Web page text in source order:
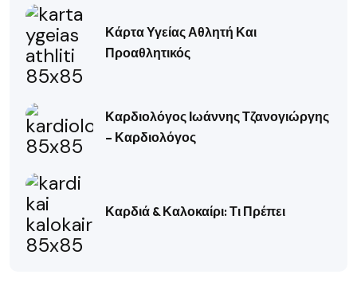
Κάρτα Υγείας Αθλητή Και
Προαθλητικός
Καρδιολόγος Ιωάννης Τζανογιώργης
– Καρδιολόγος
Καρδιά & Καλοκαίρι: Τι Πρέπει